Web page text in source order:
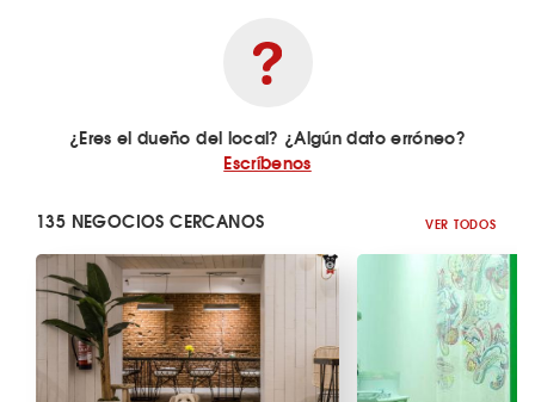
¿Eres el dueño del local? ¿Algún dato erróneo?
Escríbenos
135 NEGOCIOS CERCANOS VER TODOS